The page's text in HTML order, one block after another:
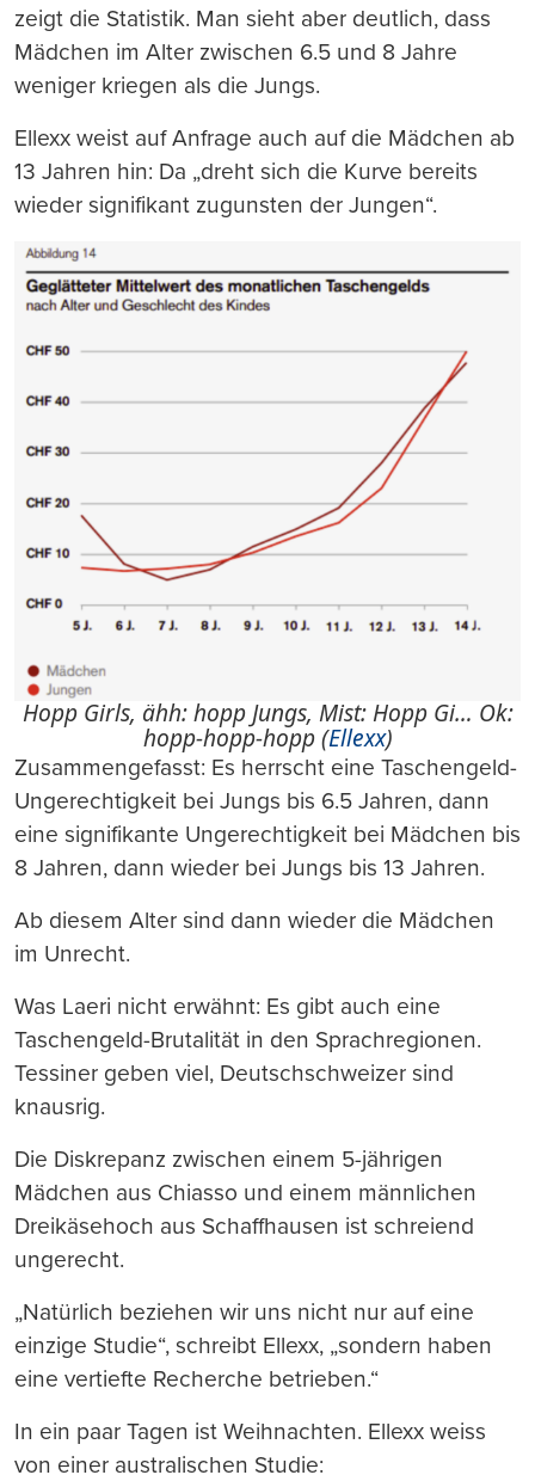
zeigt die Statistik. Man sieht aber deutlich, dass
Mädchen im Alter zwischen 6.5 und 8 Jahre
weniger kriegen als die Jungs.
Ellexx weist auf Anfrage auch auf die Mädchen ab
13 Jahren hin: Da „dreht sich die Kurve bereits
wieder signifikant zugunsten der Jungen“.
Hopp Girls, ähh: hopp Jungs, Mist: Hopp Gi… Ok:
hopp-hopp-hopp (Ellexx)
Zusammengefasst: Es herrscht eine Taschengeld-
Ungerechtigkeit bei Jungs bis 6.5 Jahren, dann
eine signifikante Ungerechtigkeit bei Mädchen bis
8 Jahren, dann wieder bei Jungs bis 13 Jahren.
Ab diesem Alter sind dann wieder die Mädchen
im Unrecht.
Was Laeri nicht erwähnt: Es gibt auch eine
Taschengeld-Brutalität in den Sprachregionen.
Tessiner geben viel, Deutschschweizer sind
knausrig.
Die Diskrepanz zwischen einem 5-jährigen
Mädchen aus Chiasso und einem männlichen
Dreikäsehoch aus Schaffhausen ist schreiend
ungerecht.
„Natürlich beziehen wir uns nicht nur auf eine
einzige Studie“, schreibt Ellexx, „sondern haben
eine vertiefte Recherche betrieben.“
In ein paar Tagen ist Weihnachten. Ellexx weiss
von einer australischen Studie: